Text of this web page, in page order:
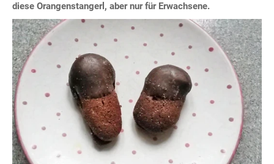
diese Orangenstangerl, aber nur für Erwachsene.